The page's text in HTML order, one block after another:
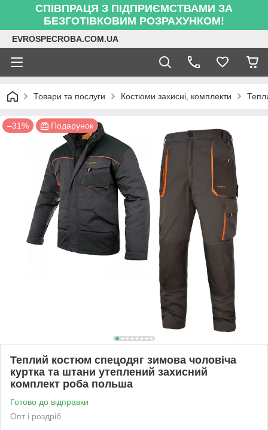
СПІВПРАЦЯ З ПІДПРИЄМСТВАМИ ЗА
БЕЗГОТІВКОВИМ РОЗРАХУНКОМ!
EVROSPECROBA.COM.UA
Товари та послуги Костюми захисні, комплекти
–31% Подарунок
Теплий костюм спецодяг зимова чоловіча
куртка та штани утеплений захисний
комплект роба польша
Готово до відправки
Опт і роздріб